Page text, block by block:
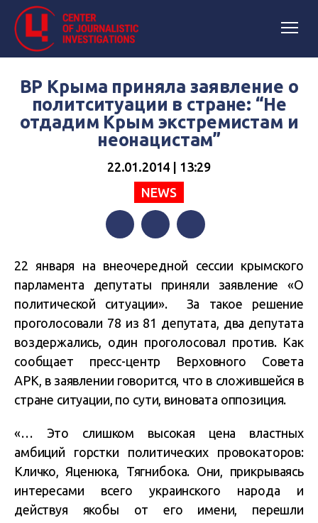
ВР Крыма приняла заявление о
политситуации в стране: “Не
отдадим Крым экстремистам и
неонацистам”
22.01.2014 | 13:29
NEWS
22 января на внеочередной сессии крымского
парламента депутаты приняли заявление «О
политической ситуации». За такое решение
проголосовали 78 из 81 депутата, два депутата
воздержались, один проголосовал против. Как
сообщает пресс-центр Верховного Совета
АРК, в заявлении говорится, что в сложившейся в
стране ситуации, по сути, виновата оппозиция.
«… Это слишком высокая цена властных
амбиций горстки политических провокаторов:
Кличко, Яценюка, Тягнибока. Они, прикрываясь
интересами всего украинского народа и
действуя якобы от его имени, перешли